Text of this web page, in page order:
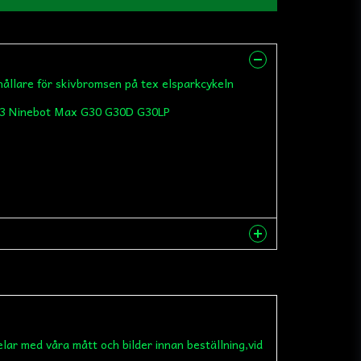
för skivbromsen på tex elsparkcykeln
Ninebot Max G30 G30D G30LP
email
med våra mått och bilder innan beställning,vid